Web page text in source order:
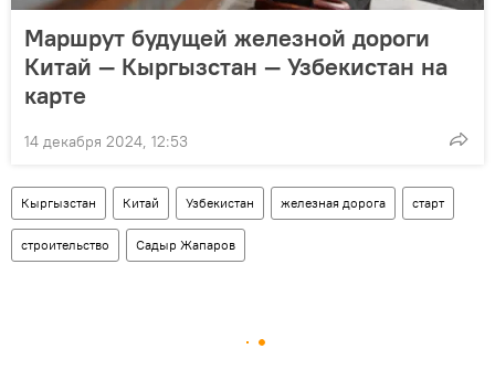
Маршрут будущей железной дороги
Китай — Кыргызстан — Узбекистан на
карте
14 декабря 2024, 12:53
Кыргызстан Китай Узбекистан железная дорога старт
строительство Садыр Жапаров